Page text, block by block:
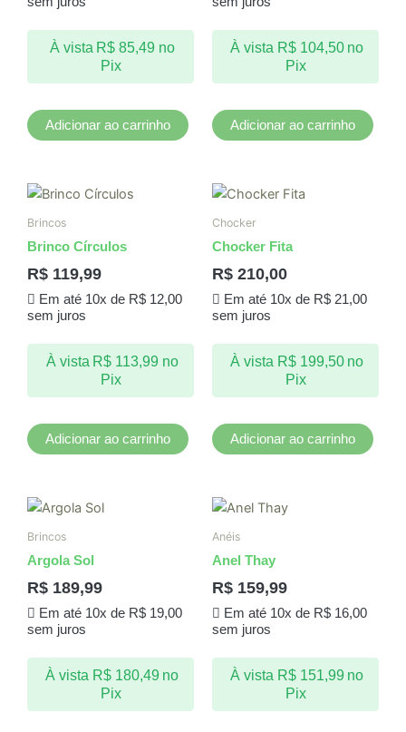
À vista R$ 85,49 no
Pix
Adicionar ao carrinho
À vista R$104,50 no
Pix
Adicionar ao carrinho
Brincos
Brinco Círculos
R$ 119,99
Em até 10x de R$12,00
sem juros
À vista R$ 113,99 no
Pix
Adicionar ao carrinho
Chocker
Chocker Fita
R$ 210,00
Em até 10x de R$21,00
sem juros
À vista R$199,50 no
Pix
Adicionar ao carrinho
Brincos
Argola Sol
R$ 189,99
Em até 10x de R$19,00
sem juros
À vista R$180,49 no
Pix
Anéis
Anel Thay
R$ 159,99
Em até 10x de R$16,00
sem juros
À vista R$151,99 no
Pix